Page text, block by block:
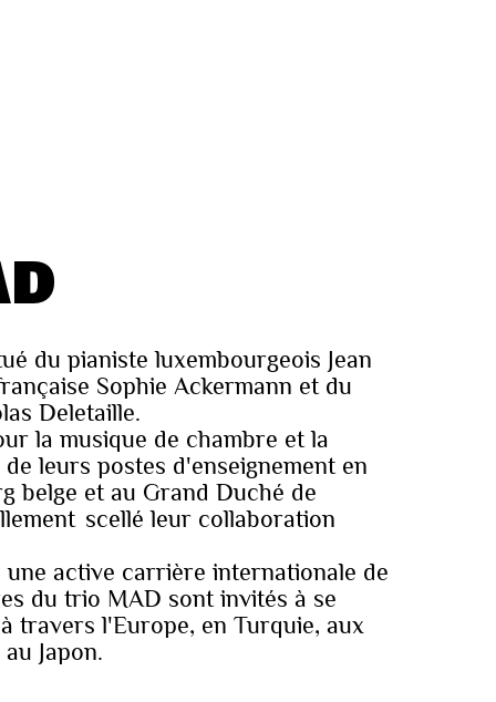
du pianiste luxembourgeois Jean
Sophie Ackermann et du
Deletaille.
la musique de chambre et la
leurs postes d'enseignement en
belge et au Grand Duché de
scellé leur collaboration
active carrière internationale de
du trio MAD sont invités à se
travers l'Europe, en Turquie, aux
Japon.